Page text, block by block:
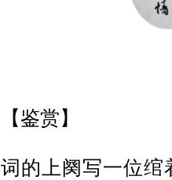
【鉴赏】
词的上阕写一位绾